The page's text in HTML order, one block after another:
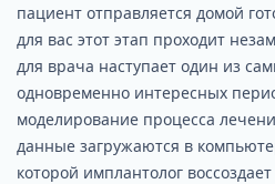
пациент отправляется домой
для вас этот этап проходит
для врача наступает один из
одновременно интересных
моделирование процесса
данные загружаются в
которой имплантолог